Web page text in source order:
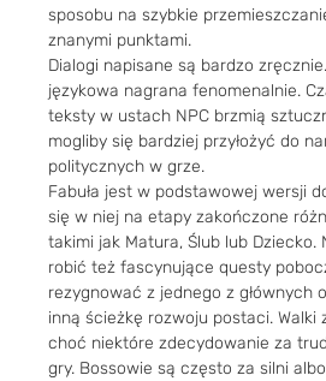
sposobu na szybkie
znanymi punktami.
Dialogi napisane są bardzo
językowa nagrana fenomenalnie.
teksty w ustach NPC brzmią
mogliby się bardziej przyłożyć do
politycznych w grze.
Fabuła jest w podstawowej wersji
się w niej na etapy zakończone
takimi jak Matura, Ślub lub Dziecko.
robić też fascynujące questy
rezygnować z jednego z głównych
inną ścieżkę rozwoju postaci. Walki
choć niektóre zdecydowanie za
gry. Bossowie są często za silni